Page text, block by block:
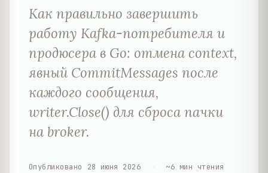
Как правильно завершить
работу Kafka-потребителя и
продюсера в Go: отмена context,
явный CommitMessages после
каждого сообщения,
writer.Close() для сброса пачки
на broker.
Опубликовано 28 июня 2026 ~6 мин чтения